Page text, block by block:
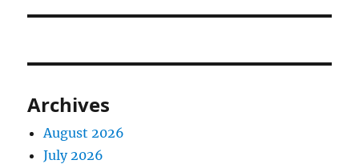
Archives
August 2026
July 2026